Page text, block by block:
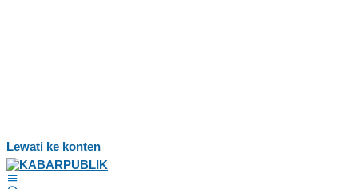
Lewati ke konten